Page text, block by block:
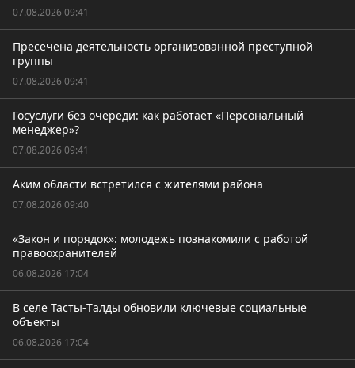
07.08.2026 09:41
Пресечена деятельность организованной преступной
группы
07.08.2026 09:41
Госуслуги без очереди: как работает «Персональный
менеджер»?
07.08.2026 09:41
Аким области встретился с жителями района
07.08.2026 09:40
«Закон и порядок»: молодежь познакомили с работой
правоохранителей
06.08.2026 17:04
В селе Тасты-Tалды обновили ключевые социальные
объекты
06.08.2026 17:04